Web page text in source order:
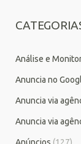
Análise e
Anuncia no
Anuncia via
Anuncia via
Anúncios (127)